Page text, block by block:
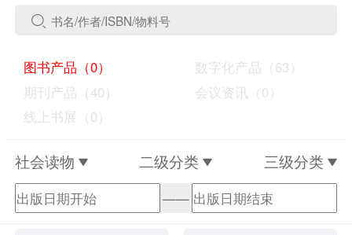
图书产品（0）
数字化产品（63）
期刊产品（40）
会议资讯（0）
线上书展（0）
社会读物 二级分类 三级分类
——